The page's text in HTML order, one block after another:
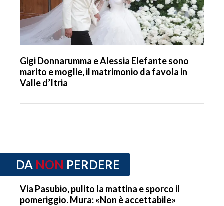
Gigi Donnarumma e Alessia Elefante sono
marito e moglie, il matrimonio da favola in
Valle d’Itria
DA NON PERDERE
Via Pasubio, pulito la mattina e sporco il
pomeriggio. Mura: «Non è accettabile»